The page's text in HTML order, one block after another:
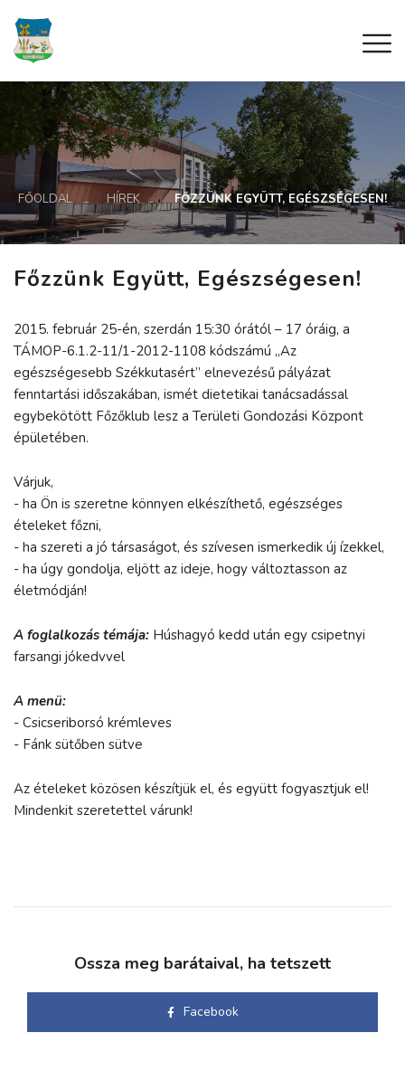
FŐOLDAL HÍREK FŐZZÜNK EGYÜTT, EGÉSZSÉGESEN!
Főzzünk Együtt, Egészségesen!
2015. február 25-én, szerdán 15:30 órától – 17 óráig, a
TÁMOP-6.1.2-11/1-2012-1108 kódszámú „Az
egészségesebb Székkutasért” elnevezésű pályázat
fenntartási időszakában, ismét dietetikai tanácsadással
egybekötött Főzőklub lesz a Területi Gondozási Központ
épületében.
Várjuk,
- ha Ön is szeretne könnyen elkészíthető, egészséges
ételeket főzni,
- ha szereti a jó társaságot, és szívesen ismerkedik új ízekkel,
- ha úgy gondolja, eljött az ideje, hogy változtasson az
életmódján!
A foglalkozás témája: Húshagyó kedd után egy csipetnyi
farsangi jókedvvel
A menü:
- Csicseriborsó krémleves
- Fánk sütőben sütve
Az ételeket közösen készítjük el, és együtt fogyasztjuk el!
Mindenkit szeretettel várunk!
Ossza meg barátaival, ha tetszett
Facebook